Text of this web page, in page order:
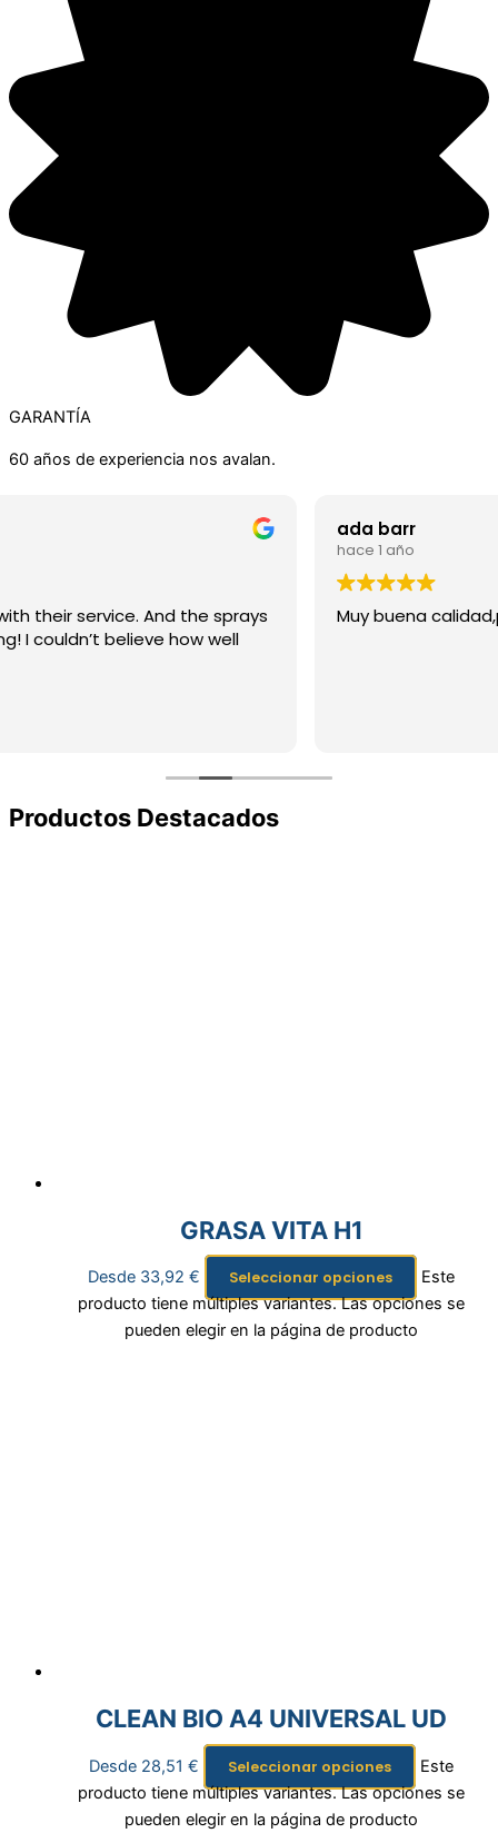
GARANTÍA
60 años de experiencia nos avalan.
Muy buena calidad,precio y servicio.
Productos Destacados
GRASA VITA H1
Desde 33,92 € Seleccionar opciones
Este
producto tiene múltiples variantes. Las opciones se
pueden elegir en la página de producto
CLEAN BIO A4 UNIVERSAL UD
Desde 28,51 € Seleccionar opciones
Este
producto tiene múltiples variantes. Las opciones se
pueden elegir en la página de producto